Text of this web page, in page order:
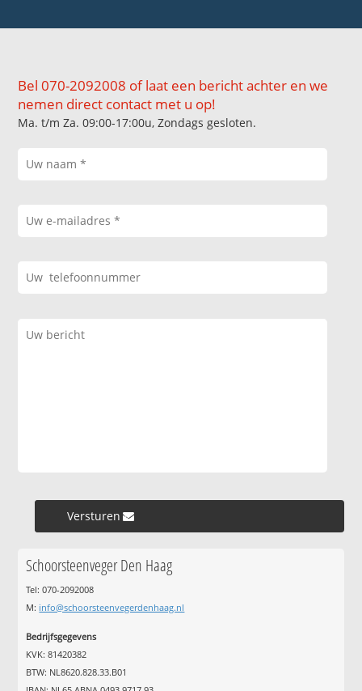
Bel 070-2092008 of laat een bericht achter en we
nemen direct contact met u op!
Ma. t/m Za. 09:00-17:00u, Zondags gesloten.
Versturen »
Schoorsteenveger Den Haag
Tel: 070-2092008
M: info@schoorsteenvegerdenhaag.nl
Bedrijfsgegevens
KVK: 81420382
BTW: NL8620.828.33.B01